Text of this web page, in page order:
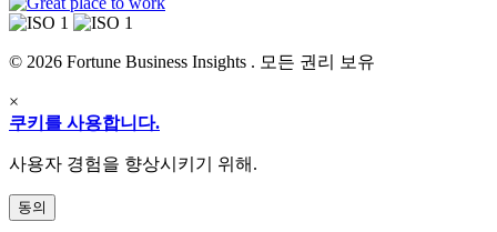
© 2026 Fortune Business Insights . 모든 권리 보유
×
쿠키를 사용합니다.
사용자 경험을 향상시키기 위해.
동의